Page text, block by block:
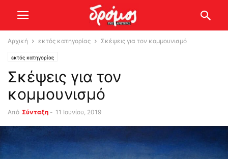
Αρχική εκτός κατηγορίας Σκέψεις για τον κομμουνισμό
εκτός κατηγορίας
Σκέψεις για τον
κομμουνισμό
Από Σύνταξη - 11 Ιουνίου, 2019